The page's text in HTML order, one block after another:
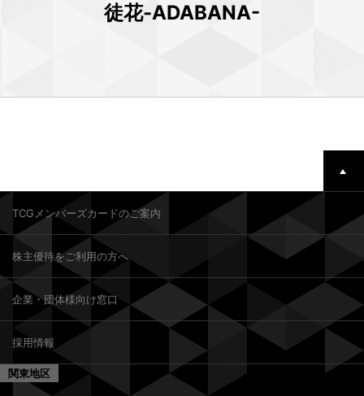
徒花-ADABANA-
TCGメンバーズカードのご案内
株主優待をご利用の方へ
企業・団体様向け窓口
採用情報
関東地区